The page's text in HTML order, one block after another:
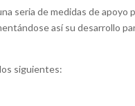
seria de medidas de apoyo
así su desarrollo
siguientes: